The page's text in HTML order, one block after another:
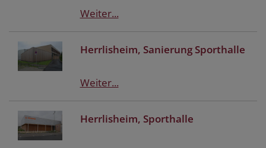
Weiter...
Herrlisheim, Sanierung Sporthalle
Weiter...
Herrlisheim, Sporthalle